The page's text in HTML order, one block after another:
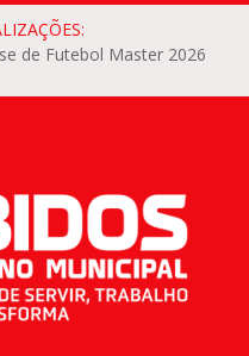
de Futebol Master 2026